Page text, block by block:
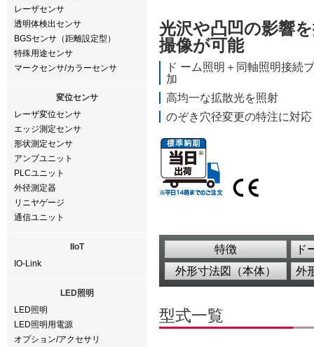
レーザセンサ
透明体検出センサ
BGSセンサ（距離設定型）
特殊用途センサ
マークセンサ/カラーセンサ
変位センサ
レーザ変位センサ
エッジ測定センサ
形状測定センサ
アンプユニット
PLCユニット
外径測定器
リニヤゲージ
通信ユニット
IIoT
IO-Link
LED照明
LED照明
LED照明用電源
オプション/アクセサリ
光沢や凸凹の影響
撮像が可能
ド ーム照明＋同軸照明接続
加
高均一な拡散光を照射
のぞき穴径変更の特注に対応
特徴
ド
外形寸法図（本体）
外
型式一覧